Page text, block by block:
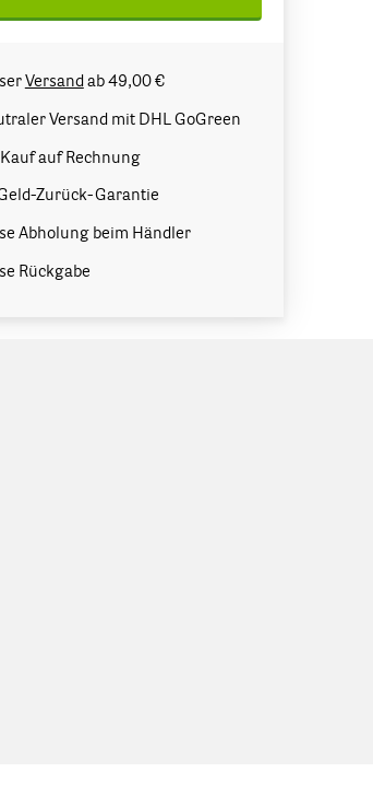
Versand ab 49,00 €
Versand mit DHL GoGreen
auf Rechnung
Zurück-Garantie
Abholung beim Händler
Rückgabe